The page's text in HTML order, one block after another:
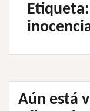
Etiqueta:
Aún está